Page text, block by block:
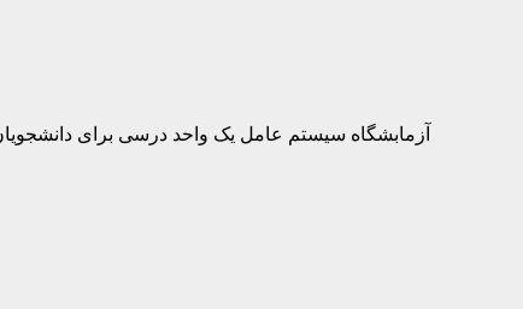
آزمابشگاه سیستم عامل یک واحد درسی برای